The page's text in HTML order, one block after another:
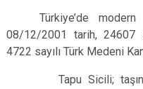
Bekilli
Beyağaç
Türkiye’de
08/12/2001 tarih, 24607
4722 sayılı Türk Medeni
Tapu Sicili;